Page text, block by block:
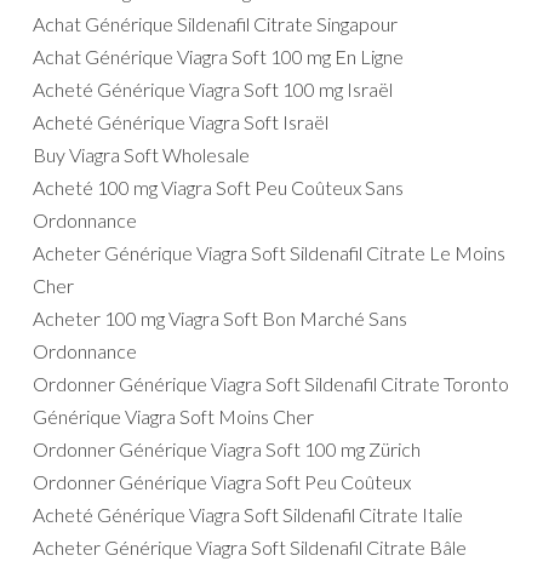
Achat Générique Sildenafil Citrate Singapour
Achat Générique Viagra Soft 100 mg En Ligne
Acheté Générique Viagra Soft 100 mg Israël
Acheté Générique Viagra Soft Israël
Buy Viagra Soft Wholesale
Acheté 100 mg Viagra Soft Peu Coûteux Sans
Ordonnance
Acheter Générique Viagra Soft Sildenafil Citrate Le Moins
Cher
Acheter 100 mg Viagra Soft Bon Marché Sans
Ordonnance
Ordonner Générique Viagra Soft Sildenafil Citrate Toronto
Générique Viagra Soft Moins Cher
Ordonner Générique Viagra Soft 100 mg Zürich
Ordonner Générique Viagra Soft Peu Coûteux
Acheté Générique Viagra Soft Sildenafil Citrate Italie
Acheter Générique Viagra Soft Sildenafil Citrate Bâle